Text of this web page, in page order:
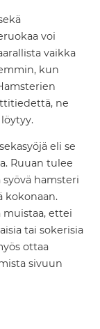
voi
vaikka
kun
ne
eli se
Ruuan tulee
syövä hamsteri
kokonaan.
ettei
tai sokerisia
ottaa
sivuun